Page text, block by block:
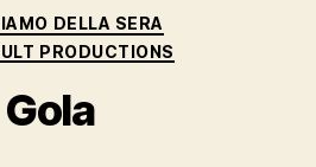
Categorie
DELLA SERA
PRODUCTIONS
Gola